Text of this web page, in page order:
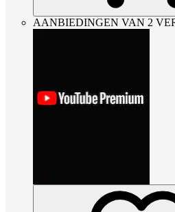
AANBIEDINGEN VAN 2